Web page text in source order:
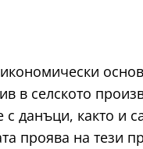
в селското
както и
проява на тези